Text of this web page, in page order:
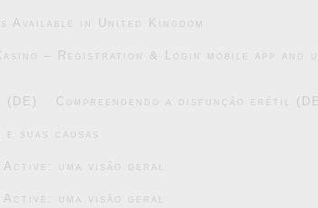
Available in United Kingdom
– Registration & Login mobile app and
(DE) Compreendendo a disfunção erétil
suas causas
uma visão geral
uma visão geral